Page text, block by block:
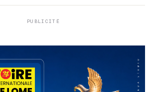
PUBLICITÉ